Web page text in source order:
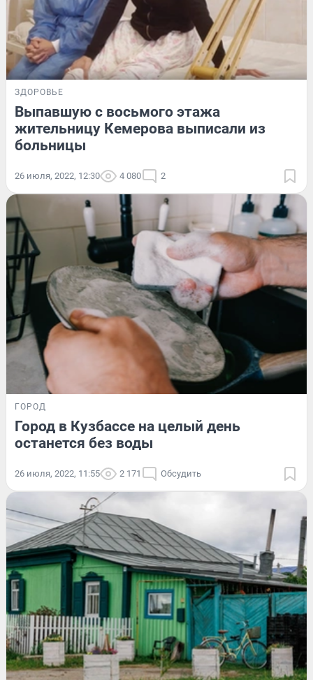
ЗДОРОВЬЕ
Выпавшую с восьмого этажа
жительницу Кемерова выписали из
больницы
26 июля, 2022, 12:30 4 080 2
ГОРОД
Город в Кузбассе на целый день
останется без воды
26 июля, 2022, 11:55 2 171 Обсудить